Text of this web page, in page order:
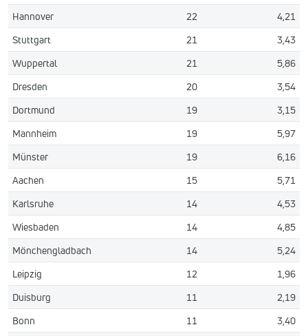
Hannover
22
4,21
Stuttgart
21
3,43
Wuppertal
21
5,86
Dresden
20
3,54
Dortmund
19
3,15
Mannheim
19
5,97
Münster
19
6,16
Aachen
15
5,71
Karlsruhe
14
4,53
Wiesbaden
14
4,85
Mönchengladbach
14
5,24
Leipzig
12
1,96
Duisburg
11
2,19
Bonn
11
3,40